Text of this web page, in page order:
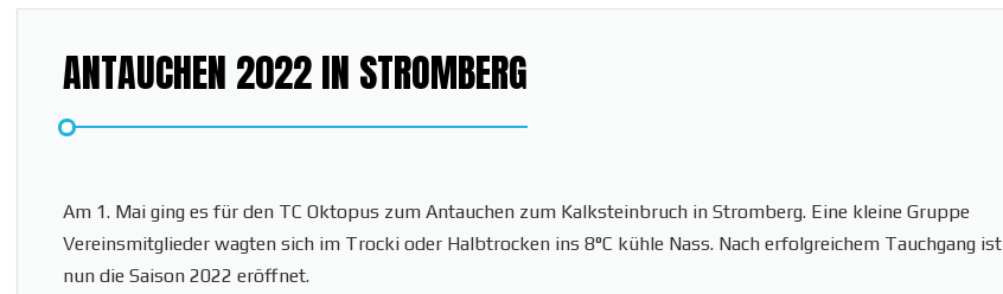
ANTAUCHEN 2022 IN STROMBERG
Am 1. Mai ging es für den TC Oktopus zum Antauchen zum Kalksteinbruch in Stromberg. Eine kleine Gruppe
Vereinsmitglieder wagten sich im Trocki oder Halbtrocken ins 8°C kühle Nass. Nach erfolgreichem Tauchgang ist
nun die Saison 2022 eröffnet.